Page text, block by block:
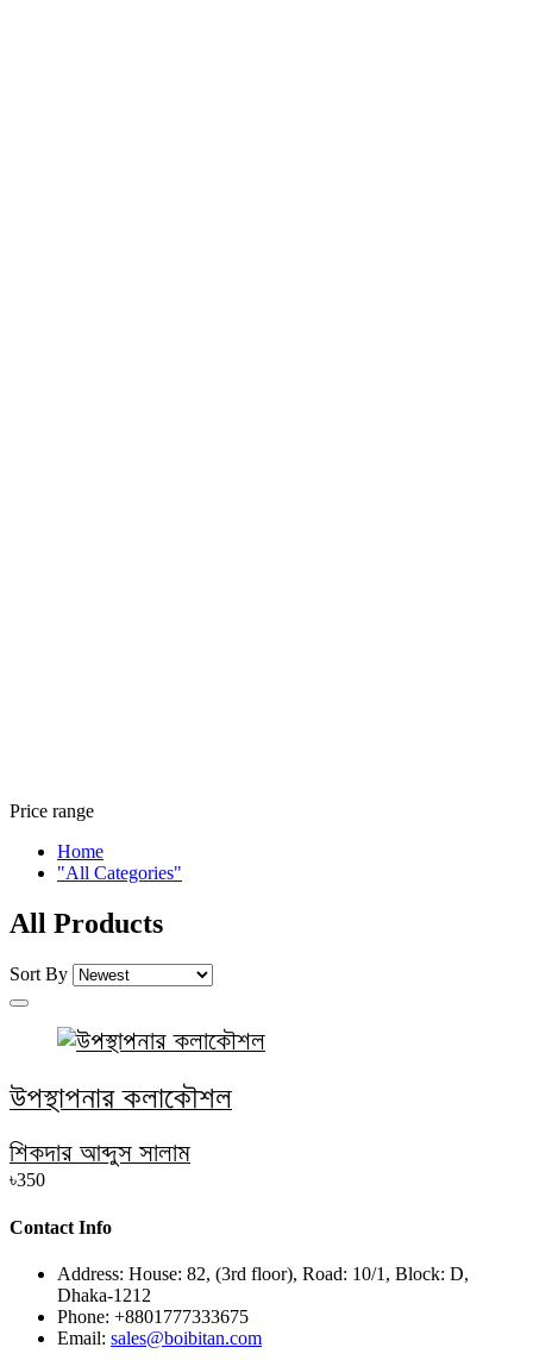
Price range
Home
"All Categories"
All Products
Sort By
উপস্থাপনার কলাকৌশল
শিকদার আব্দুস সালাম
৳350
Contact Info
Address: House: 82, (3rd floor), Road: 10/1, Block: D,
Dhaka-1212
Phone: +8801777333675
Email: sales@boibitan.com